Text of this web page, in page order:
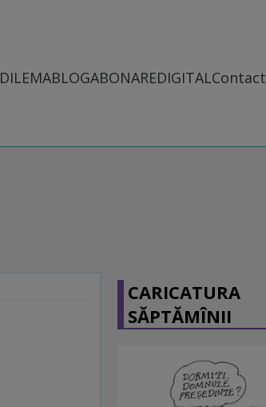
DILEMABLOGABONAREDIGITALContact
CARICATURA
SĂPTĂMÎNII